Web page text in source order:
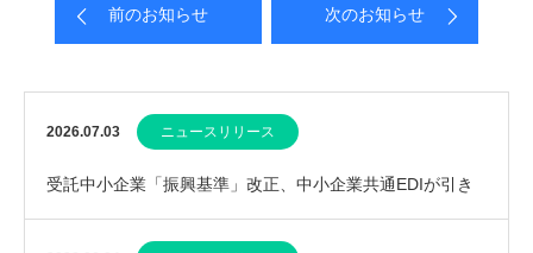
前のお知らせ 次のお知らせ
2026.07.03 ニュースリリース
受託中小企業「振興基準」改正、中小企業共通EDIが引き